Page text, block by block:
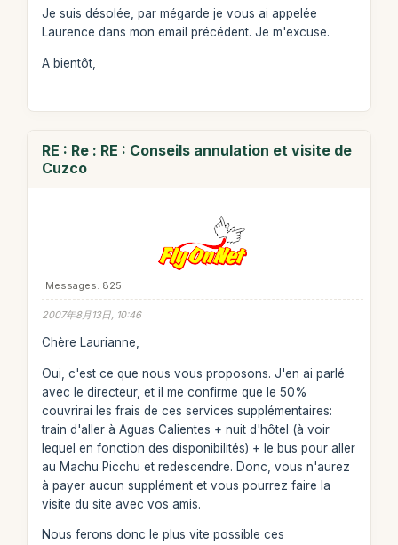
Je suis désolée, par mégarde je vous ai appelée
Laurence dans mon email précédent. Je m'excuse.
A bientôt,
RE : Re : RE : Conseils annulation et visite de
Cuzco
Messages: 825
2007年8月13日, 10:46
Chère Laurianne,
Oui, c'est ce que nous vous proposons. J'en ai parlé
avec le directeur, et il me confirme que le 50%
couvrirai les frais de ces services supplémentaires:
train d'aller à Aguas Calientes + nuit d'hôtel (à voir
lequel en fonction des disponibilités) + le bus pour aller
au Machu Picchu et redescendre. Donc, vous n'aurez
à payer aucun supplément et vous pourrez faire la
visite du site avec vos amis.
Nous ferons donc le plus vite possible ces